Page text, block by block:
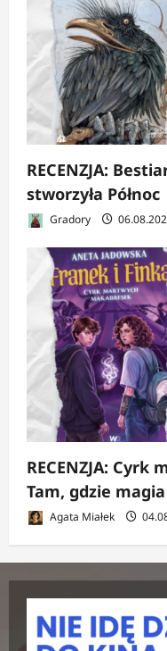
RECENZJA:
stworzyła Północ
Gradory
RECENZJA:
Tam, gdzie
Agata Miałek